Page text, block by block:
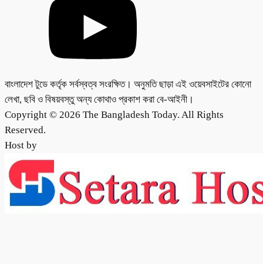
বাংলাদেশ টুডে কর্তৃক সর্বস্বত্ব সংরক্ষিত। অনুমতি ছাড়া এই ওয়েবসাইটের কোনো
লেখা, ছবি ও বিষয়বস্তু অন্য কোথাও প্রকাশ করা বে-আইনী।
Copyright © 2026 The Bangladesh Today. All Rights
Reserved.
Host by